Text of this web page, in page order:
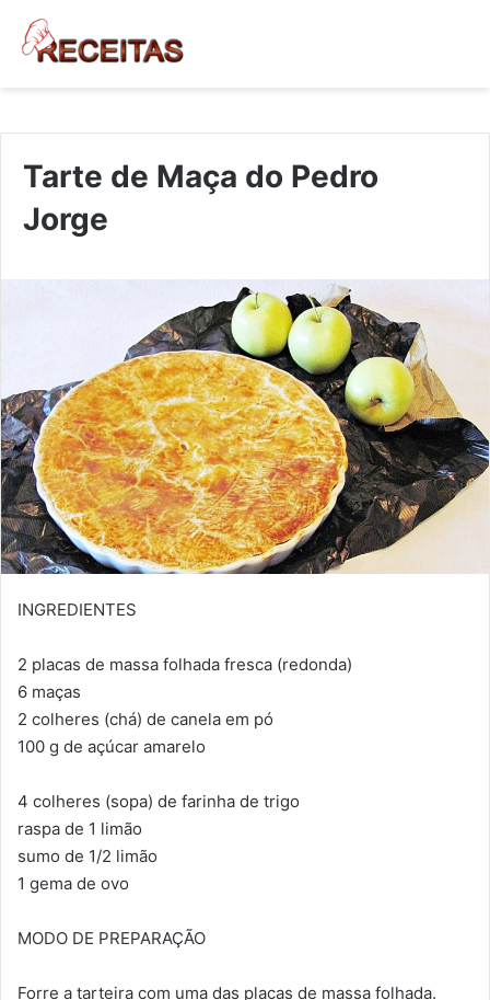
Tarte de Maça do Pedro
Jorge
INGREDIENTES
2 placas de massa folhada fresca (redonda)
6 maças
2 colheres (chá) de canela em pó
100 g de açúcar amarelo
4 colheres (sopa) de farinha de trigo
raspa de 1 limão
sumo de 1/2 limão
1 gema de ovo
MODO DE PREPARAÇÃO
Forre a tarteira com uma das placas de massa folhada.